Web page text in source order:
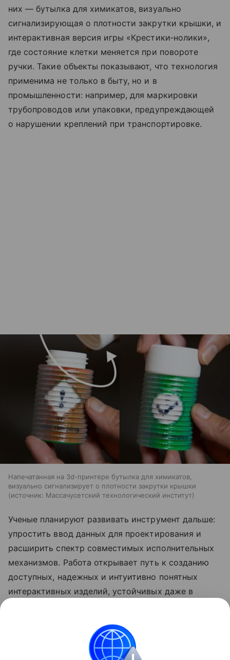
них — бутылка для химикатов, визуально
сигнализирующая о плотности закрутки крышки, и
интерактивная версия игры «Крестики‑нолики»,
где состояние клетки меняется при повороте
ручки. Такие объекты показывают, что технология
применима не только в быту, но и в
промышленности: например, для маркировки
трубопроводов или упаковки, предупреждающей
о нарушении креплений при транспортировке.
Напечатанная на 3d-принтере бутылка для химикатов,
визуально сигнализирует о плотности закрутки крышки
источник: Массачусетский технологический институт
Ученые планируют развивать инструмент дальше:
упростить ввод данных для проектирования и
расширить спектр совместимых исполнительных
механизмов. Работа открывает путь к созданию
доступных, надежных и интуитивно понятных
интерактивных изделий, устойчивых даже в
рассказывала
способ упростить 3D-печать из глины и песка.